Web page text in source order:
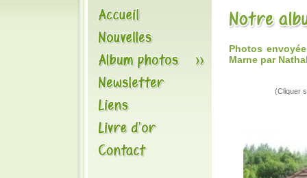
Photos
Marne par
(Cliquer